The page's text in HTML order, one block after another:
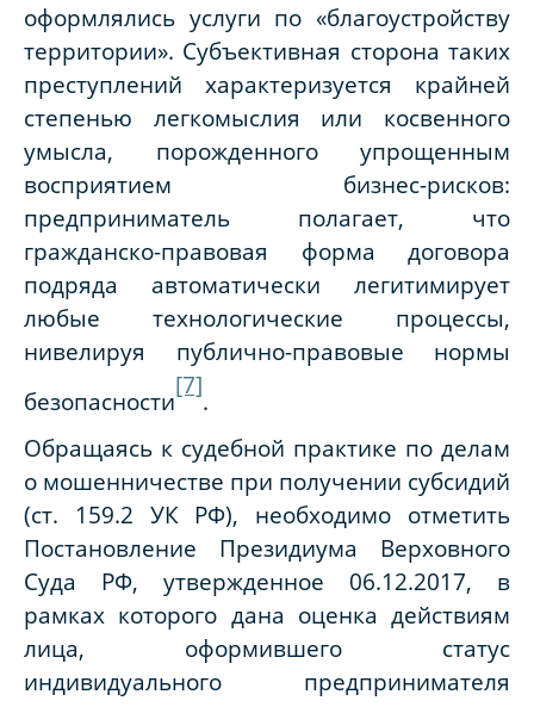
оформлялись услуги по «благоустройству
территории». Субъективная сторона таких
преступлений характеризуется крайней
степенью легкомыслия или косвенного
умысла, порожденного упрощенным
восприятием бизнес-рисков:
предприниматель полагает, что
гражданско-правовая форма договора
подряда автоматически легитимирует
любые технологические процессы,
нивелируя публично-правовые нормы
безопасности
[7]
.
Обращаясь к судебной практике по делам
о мошенничестве при получении субсидий
(ст. 159.2 УК РФ), необходимо отметить
Постановление Президиума Верховного
Суда РФ, утвержденное 06.12.2017, в
рамках которого дана оценка действиям
лица, оформившего статус
индивидуального предпринимателя